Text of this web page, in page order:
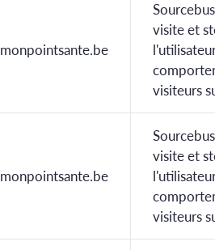
monpointsante.be
visite et
visiteurs
monpointsante.be
visite et
visiteurs